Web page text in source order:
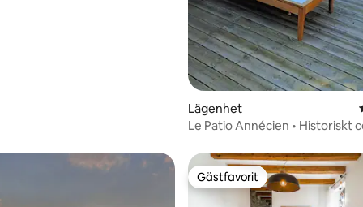
Lägenhet
Le Patio Annécien • Historiskt
Gästfavorit
Gästfavorit